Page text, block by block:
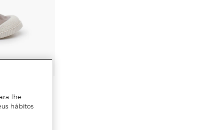
Barefoot
lhe
hábitos